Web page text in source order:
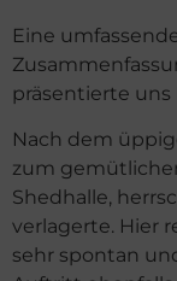
Eine
präsentierte uns
Nach dem
zum
Shedhalle,
verlagerte. Hier
sehr spontan